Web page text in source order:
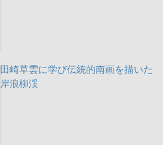
田崎草雲に学び伝統的南画を描いた
岸浪柳渓